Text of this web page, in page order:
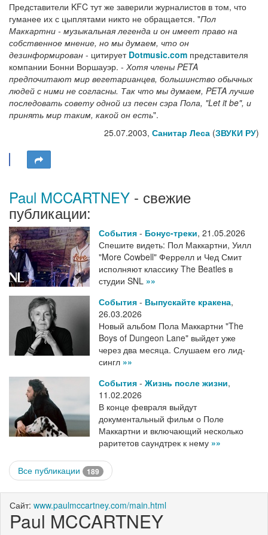
Представители KFC тут же заверили журналистов в том, что
гуманее их с цыплятами никто не обращается. "Пол
Маккартни - музыкальная легенда и он имеет право на
собственное мнение, но мы думаем, что он
дезинформирован - цитирует Dotmusic.com представителя
компании Бонни Воршауэр. - Хотя члены PETA
предпочитают мир вегетарианцев, большинство обычных
людей с ними не согласны. Так что мы думаем, PETA лучше
последовать совету одной из песен сэра Пола, "Let it be", и
принять мир таким, какой он есть".
25.07.2003, Санитар Леса (ЗВУКИ РУ)
Paul MCCARTNEY - свежие
публикации:
События - Бонус-треки, 21.05.2026
Спешите видеть: Пол Маккартни, Уилл
"More Cowbell" Феррелл и Чед Смит
исполняют классику The Beatles в
студии SNL »»
События - Выпускайте кракена,
26.03.2026
Новый альбом Пола Маккартни "The
Boys of Dungeon Lane" выйдет уже
через два месяца. Слушаем его лид-
сингл »»
События - Жизнь после жизни,
11.02.2026
В конце февраля выйдут
документальный фильм о Поле
Маккартни и включающий несколько
раритетов саундтрек к нему »»
Все публикации 189
Сайт: www.paulmccartney.com/main.html
Paul MCCARTNEY